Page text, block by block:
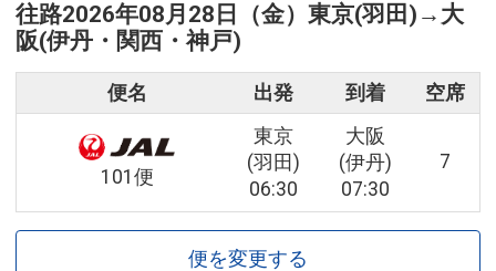
往路2026年08月28日（金） 東京(羽田) → 大
阪(伊丹・関西・神戸)
便名 出発 到着 空席
101便
東京
(羽田)
06:30
大阪
(伊丹)
07:30
7
便を変更する